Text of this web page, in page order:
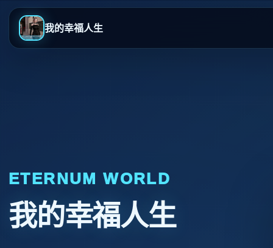
我的幸福人生
ETERNUM WORLD
我的幸福人生